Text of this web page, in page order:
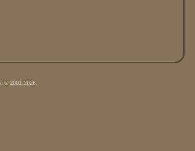
© 2001-2026.